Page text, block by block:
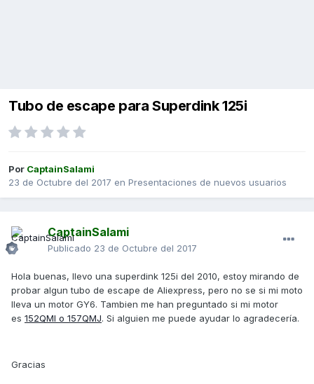
Tubo de escape para Superdink 125i
Por CaptainSalami
23 de Octubre del 2017 en Presentaciones de nuevos usuarios
CaptainSalami
Publicado 23 de Octubre del 2017
Hola buenas, llevo una superdink 125i del 2010, estoy mirando de
probar algun tubo de escape de Aliexpress, pero no se si mi moto
lleva un motor GY6. Tambien me han preguntado si mi motor
es 152QMI o 157QMJ. Si alguien me puede ayudar lo agradecería.
Gracias